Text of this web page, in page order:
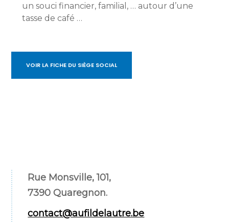
un souci financier, familial, … autour d’une
tasse de café …
VOIR LA FICHE DU SIÈGE SOCIAL
Rue Monsville, 101,
7390 Quaregnon.
contact@aufildelautre.be